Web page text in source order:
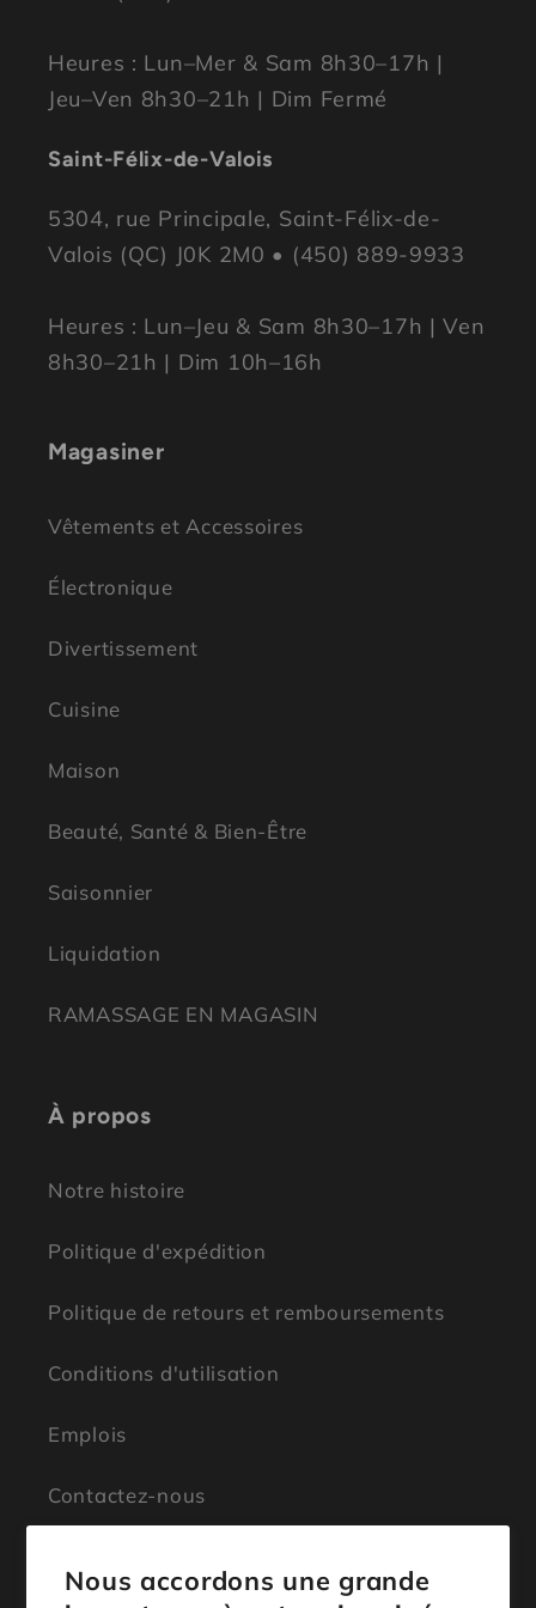
Nous accordons une grande
Heures : Lun–Mer & Sam 8h30–17h |
Jeu–Ven 8h30–21h | Dim Fermé
Saint-Félix-de-Valois
5304, rue Principale, Saint-Félix-de-
Valois (QC) J0K 2M0 • (450) 889-9933
Heures : Lun–Jeu & Sam 8h30–17h | Ven
8h30–21h | Dim 10h–16h
Magasiner
Vêtements et Accessoires
Électronique
Divertissement
Cuisine
Maison
Beauté, Santé & Bien-Être
Saisonnier
Liquidation
RAMASSAGE EN MAGASIN
À propos
Notre histoire
Politique d'expédition
Politique de retours et remboursements
Conditions d'utilisation
Emplois
Contactez-nous